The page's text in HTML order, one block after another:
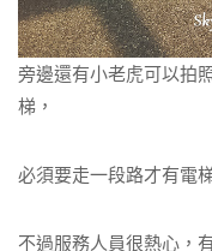
旁邊還有小老虎可以拍
梯，
必須要走一段路才有電
不過服務人員很熱心，